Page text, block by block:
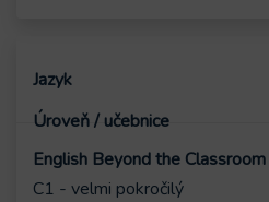
English Beyond the Classroom
C1 - velmi pokročilý